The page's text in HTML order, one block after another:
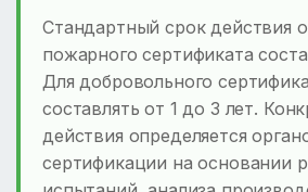
Стандартный срок действия
пожарного сертификата
Для добровольного
составлять от 1 до 3 лет.
действия определяется
сертификации на основании